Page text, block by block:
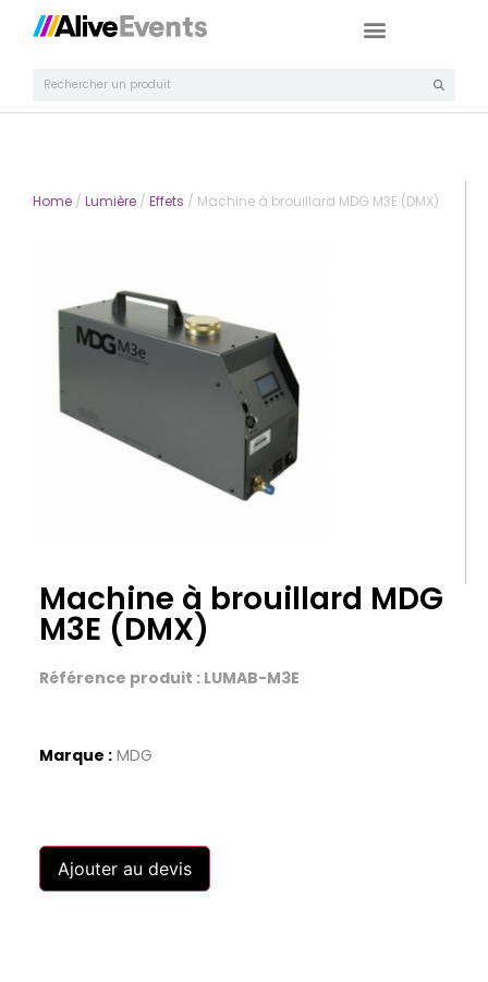
Home / Lumière / Effets / Machine à brouillard MDG M3E (DMX)
Machine à brouillard MDG
M3E (DMX)
Référence produit : LUMAB-M3E
Marque : MDG
Ajouter au devis